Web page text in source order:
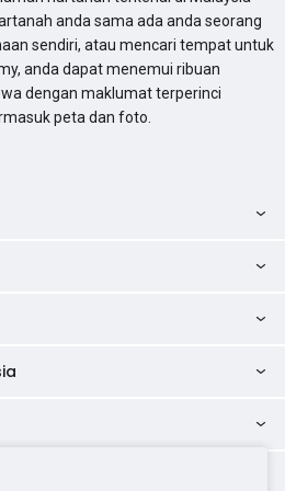
anda sama ada anda seorang
sendiri, atau mencari tempat untuk
anda dapat menemui ribuan
dengan maklumat terperinci
peta dan foto.